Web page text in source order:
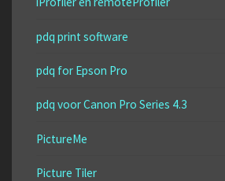
pdq print software
pdq for Epson Pro
pdq voor Canon Pro Series 4.3
PictureMe
Picture Tiler